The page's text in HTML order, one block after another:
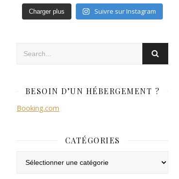
Charger plus Suivre sur Instagram
BESOIN D’UN HÉBERGEMENT ?
Booking.com
CATÉGORIES